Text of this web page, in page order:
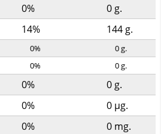
0% 0g.
14% 144g.
0% 0g.
0% 0g.
0% 0g.
0% 0 µg.
0% 0 mg.